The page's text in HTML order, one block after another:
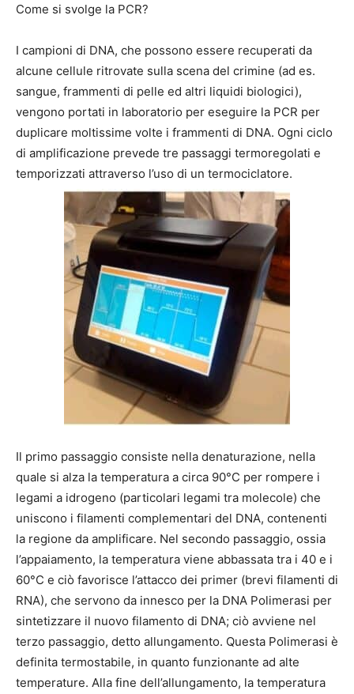
Come si svolge la PCR?
I campioni di DNA, che possono essere recuperati da
alcune cellule ritrovate sulla scena del crimine (ad es.
sangue, frammenti di pelle ed altri liquidi biologici),
vengono portati in laboratorio per eseguire la PCR per
duplicare moltissime volte i frammenti di DNA. Ogni ciclo
di amplificazione prevede tre passaggi termoregolati e
temporizzati attraverso l’uso di un termociclatore.
Il primo passaggio consiste nella denaturazione, nella
quale si alza la temperatura a circa 90°C per rompere i
legami a idrogeno (particolari legami tra molecole) che
uniscono i filamenti complementari del DNA, contenenti
la regione da amplificare. Nel secondo passaggio, ossia
l’appaiamento, la temperatura viene abbassata tra i 40 e i
60°C e ciò favorisce l’attacco dei primer (brevi filamenti di
RNA), che servono da innesco per la DNA Polimerasi per
sintetizzare il nuovo filamento di DNA; ciò avviene nel
terzo passaggio, detto allungamento. Questa Polimerasi è
definita termostabile, in quanto funzionante ad alte
temperature. Alla fine dell’allungamento, la temperatura